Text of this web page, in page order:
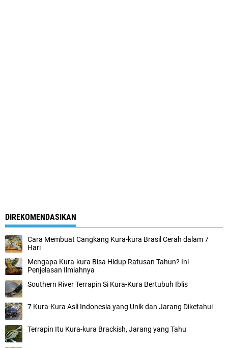
DIREKOMENDASIKAN
Cara Membuat Cangkang Kura-kura Brasil Cerah dalam 7
Hari
Mengapa Kura-kura Bisa Hidup Ratusan Tahun? Ini
Penjelasan Ilmiahnya
Southern River Terrapin Si Kura-Kura Bertubuh Iblis
7 Kura-Kura Asli Indonesia yang Unik dan Jarang Diketahui
Terrapin Itu Kura-kura Brackish, Jarang yang Tahu